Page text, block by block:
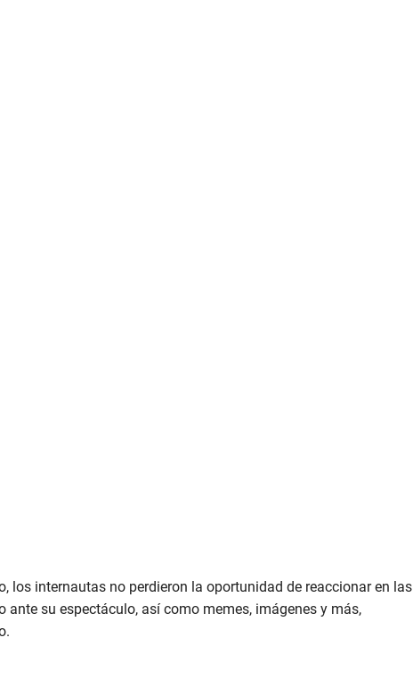
los internautas no perdieron la oportunidad de reaccionar en las
su espectáculo, así como memes, imágenes y más,